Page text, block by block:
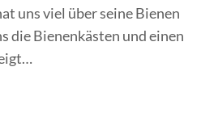
uns viel über seine Bienen
die Bienenkästen und einen